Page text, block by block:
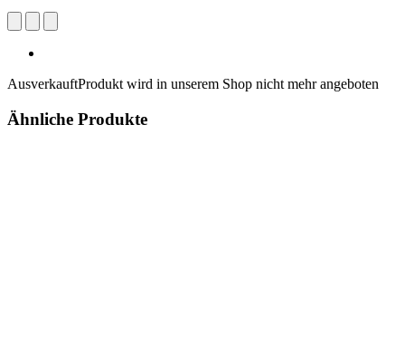
AusverkauftProdukt wird in unserem Shop nicht mehr angeboten
Ähnliche Produkte